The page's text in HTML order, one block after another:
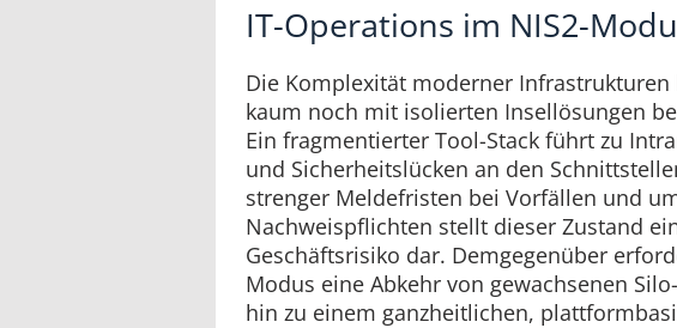
IT-Operations im NIS2-
Die Komplexität moderner Infrastrukturen
kaum noch mit isolierten Insellösungen
Ein fragmentierter Tool-Stack führt zu
und Sicherheitslücken an den
strenger Meldefristen bei Vorfällen und
Nachweispflichten stellt dieser Zustand
Geschäftsrisiko dar. Demgegenüber
Modus eine Abkehr von gewachsenen
hin zu einem ganzheitlichen,